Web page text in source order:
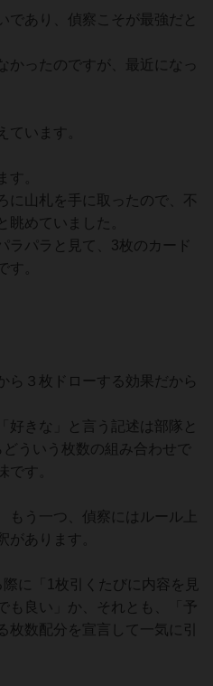
であり、偵察こそが最強だと
かったのですが、最近になっ
ています。
す。
に山札を手に取ったので、不
眺めていました。
ラパラと見て、3枚のカード
す。
ら３枚ドローする効果だから
好きな」と言う記述は部隊と
ういう枚数の組み合わせで
です。
もう一つ、偵察にはルール上
があります。
に「1枚引くたびに内容を見
も良い」か、それとも、「予
枚数配分を宣言して一気に引